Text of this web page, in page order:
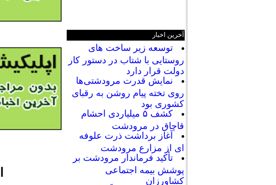
آخرین اخبار
توسعه زیر ساخت های
روستایی با شتاب در دستور کار
دولت قرار دارد
نمایش قدرت مرودشتی‌ها
روی تخته پیام روشن به رقبای
کشوری بود
کشف ۵ میلیاردی احشام
قاچاق در مرودشت
آغاز برداشت ذرت علوفه
ای از مزارع مرودشت
تأکید فرماندار مرودشت بر
پوشش بیمه اجتماعی
کشاورزان